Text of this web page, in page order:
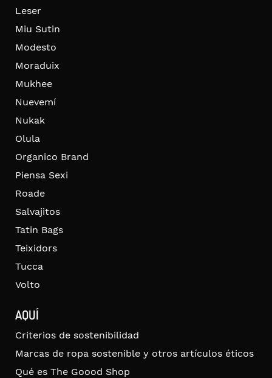
Leser
Miu Sutin
Modesto
Moraduix
Mukhee
Nuevemí
Nukak
Olula
Organico Brand
Piensa Sexi
Roade
Salvajitos
Tatin Bags
Teixidors
Tucca
Volto
AQUÍ
Criterios de sostenibilidad
Marcas de ropa sostenible y otros artículos éticos
Qué es The Goood Shop